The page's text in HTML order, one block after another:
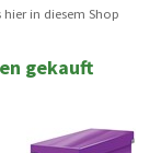
hier in diesem Shop
gekauft